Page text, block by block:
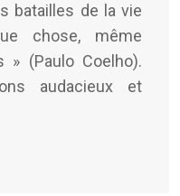
batailles de la vie
chose, même
» (Paulo Coelho).
audacieux et